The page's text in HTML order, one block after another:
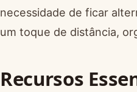
necessidade de ficar
um toque de distância,
Recursos